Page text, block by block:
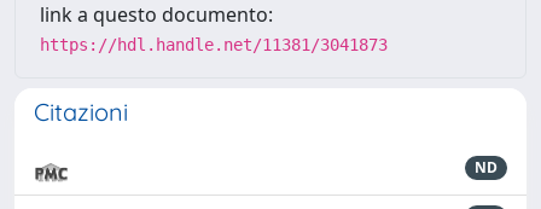
link a questo documento:
https://hdl.handle.net/11381/3041873
Citazioni
ND